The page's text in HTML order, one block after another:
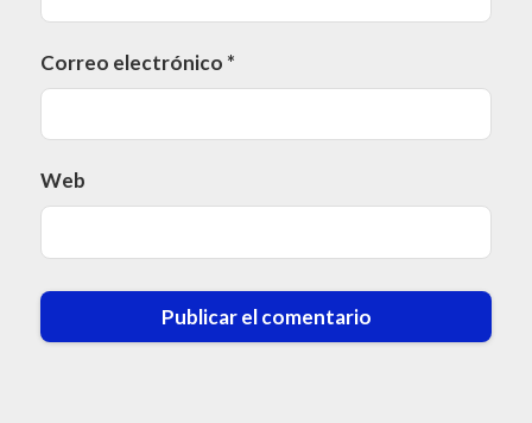
Correo electrónico *
Web